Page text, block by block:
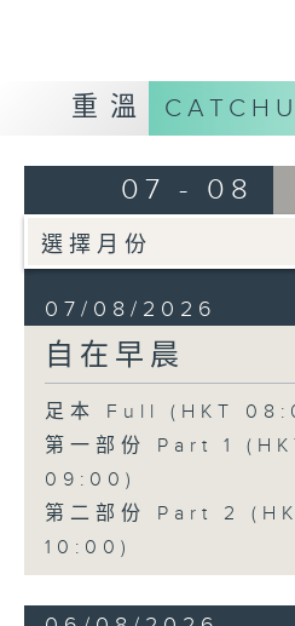
重溫
07 - 08
07/08/2026
自在早晨
足本 Full (HKT
第一部份 Part 1
09:00)
第二部份 Part 2
10:00)